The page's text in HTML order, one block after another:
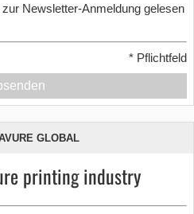
Newsletter-Anmeldung gelesen
* Pflichtfeld
GLOBAL
printing industry